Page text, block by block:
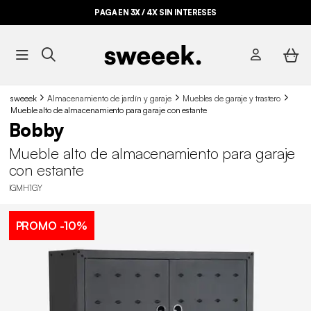
PAGA EN 3X / 4X SIN INTERESES
sweeek Almacenamiento de jardín y garaje
Muebles de garaje y trastero
Mueble alto de almacenamiento para garaje con estante
Bobby
Mueble alto de almacenamiento para garaje
con estante
IGMH1GY
PROMO -10%